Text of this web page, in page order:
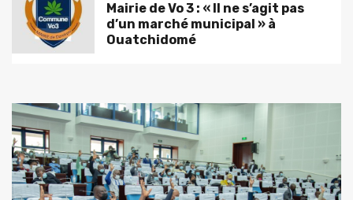
Mairie de Vo 3 : « Il ne s’agit pas
d’un marché municipal » à
Ouatchidomé
Actualités